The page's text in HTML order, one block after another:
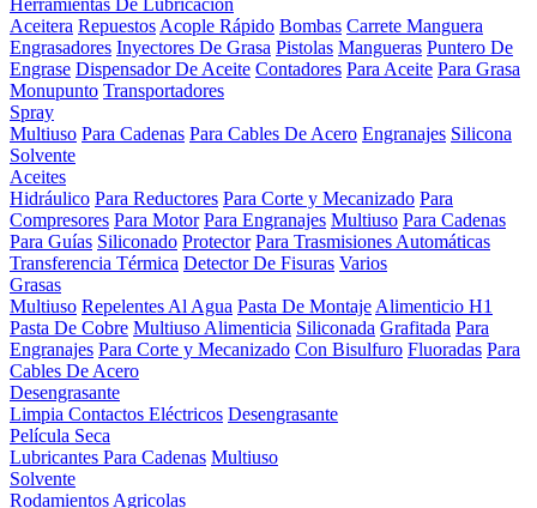
Herramientas De Lubricación
Aceitera Repuestos Acople Rápido Bombas Carrete Manguera
Engrasadores Inyectores De Grasa Pistolas Mangueras Puntero De
Engrase Dispensador De Aceite Contadores Para Aceite Para Grasa
Monupunto Transportadores
Spray
Multiuso Para Cadenas Para Cables De Acero Engranajes Silicona
Solvente
Aceites
Hidráulico Para Reductores Para Corte y Mecanizado Para
Compresores Para Motor Para Engranajes Multiuso Para Cadenas
Para Guías Siliconado Protector Para Trasmisiones Automáticas
Transferencia Térmica Detector De Fisuras Varios
Grasas
Multiuso Repelentes Al Agua Pasta De Montaje Alimenticio H1
Pasta De Cobre Multiuso Alimenticia Siliconada Grafitada Para
Engranajes Para Corte y Mecanizado Con Bisulfuro Fluoradas Para
Cables De Acero
Desengrasante
Limpia Contactos Eléctricos Desengrasante
Película Seca
Lubricantes Para Cadenas Multiuso
Solvente
Rodamientos Agricolas